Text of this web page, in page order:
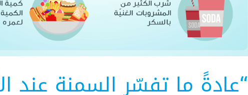
“عادةً ما تفسّر السمنة عند